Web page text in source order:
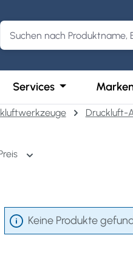
Dropdown der
Services Öffne oder
Druckluft-
Keine Produkte